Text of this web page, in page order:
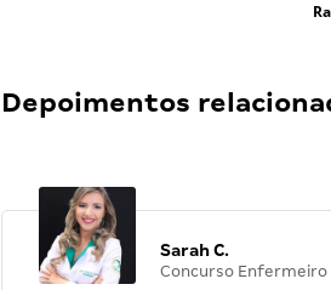
Depoimentos
Sarah C.
Concurso Enfermeiro